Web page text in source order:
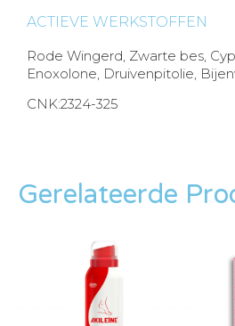
ACTIEVE WERKSTOFFEN
Rode Wingerd, Zwarte bes,
Enoxolone, Druivenpitolie,
CNK:2324-325
Gerelateerde